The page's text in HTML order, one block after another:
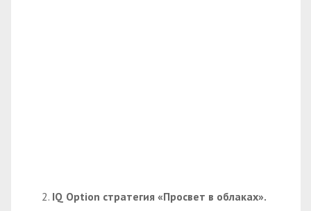
IQ Option стратегия «Просвет в облаках».